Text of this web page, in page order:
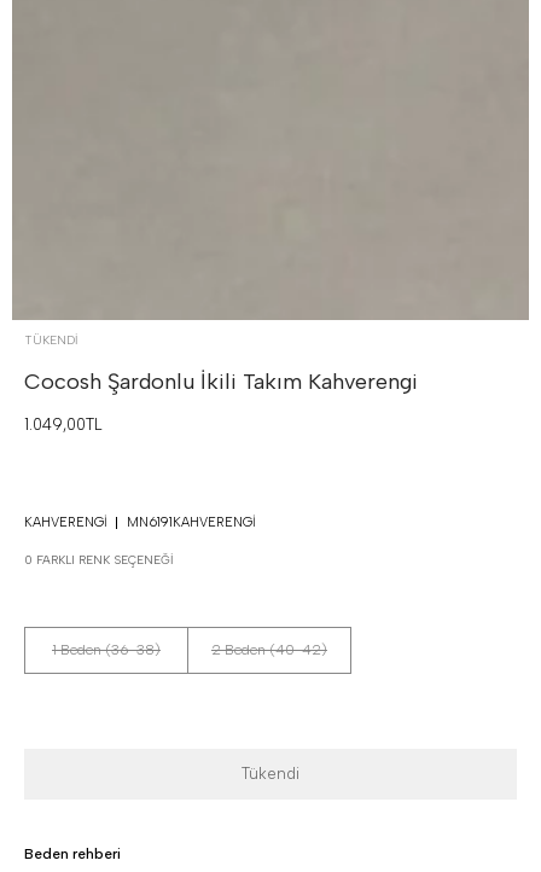
TÜKENDI
Cocosh Şardonlu İkili Takım Kahverengi
1.049,00TL
KAHVERENGI MN6191KAHVERENGI
0 FARKLI RENK SEÇENEĞI
1 Beden (36-38) 2 Beden (40-42)
Tükendi
Beden rehberi